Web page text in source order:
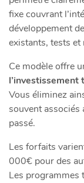
fixe couvrant
développement
existants, tests
Ce modèle offre
l’investissement
Vous éliminez
souvent associés
passé.
Les forfaits
000€ pour des
Les programmes